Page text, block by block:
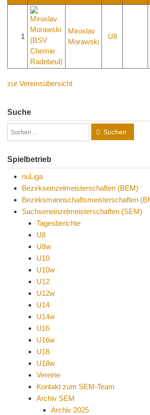
1
Miroslav
Morawski
U8
zur Vereinsübersicht
Suche
Suchen
Spielbetrieb
nuLiga
Bezirkseinzelmeisterschaften (BEM)
Bezirksmannschaftsmeisterschaften
Sachseneinzelmeisterschaften (SEM)
Tagesberichte
U8
U8w
U10
U10w
U12
U12w
U14
U14w
U16
U16w
U18
U18w
Vereine
Kontakt zum SEM-Team
Archiv SEM
Archiv 2025